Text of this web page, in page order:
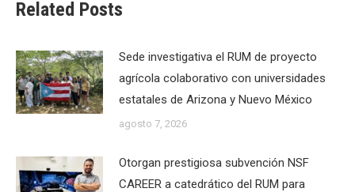
Related Posts
Sede investigativa el RUM de proyecto
agrícola colaborativo con universidades
estatales de Arizona y Nuevo México
agosto 7, 2026
Otorgan prestigiosa subvención NSF
CAREER a catedrático del RUM para